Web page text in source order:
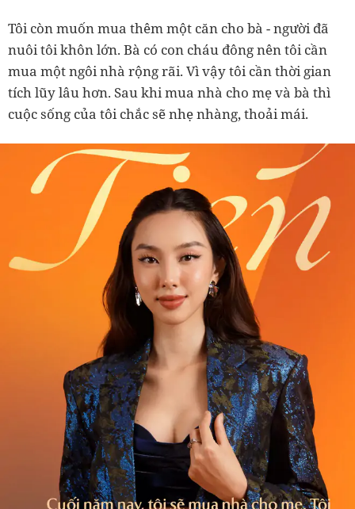
Tôi còn muốn mua thêm một căn cho bà - người đã
nuôi tôi khôn lớn. Bà có con cháu đông nên tôi cần
mua một ngôi nhà rộng rãi. Vì vậy tôi cần thời gian
tích lũy lâu hơn. Sau khi mua nhà cho mẹ và bà thì
cuộc sống của tôi chắc sẽ nhẹ nhàng, thoải mái.